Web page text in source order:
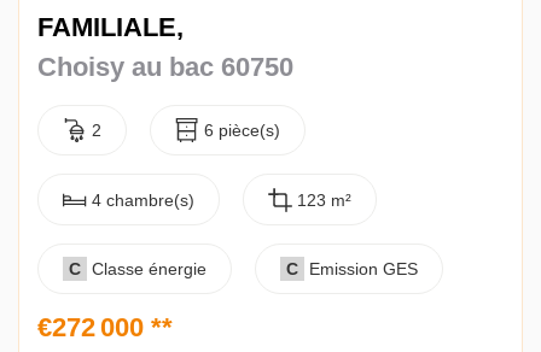
FAMILIALE,
Choisy au bac 60750
2 6 pièce(s)
4 chambre(s) 123 m²
C Classe énergie C Emission GES
€272 000 **